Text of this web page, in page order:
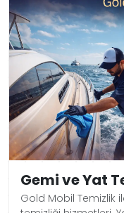
Gemi ve Yat
Gold Mobil Temizlik